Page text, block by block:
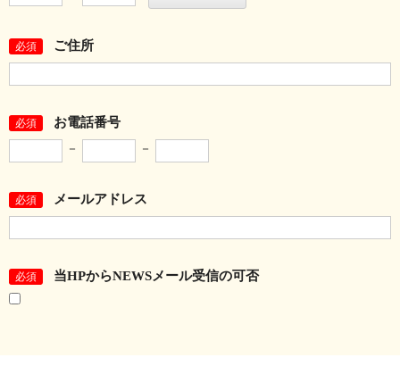
必須 ご住所
必須 お電話番号
－ －
必須 メールアドレス
必須 当HPからNEWSメール受信の可否